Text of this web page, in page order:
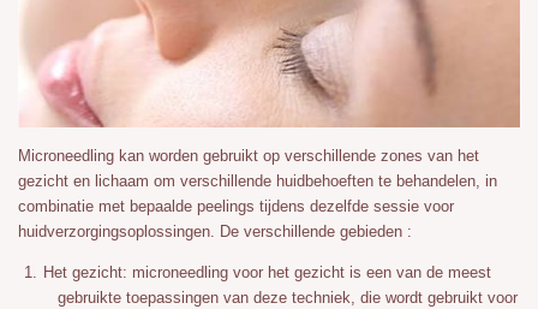
Microneedling kan worden gebruikt op verschillende zones van het
gezicht en lichaam om verschillende huidbehoeften te behandelen, in
combinatie met bepaalde peelings tijdens dezelfde sessie voor
huidverzorgingsoplossingen. De verschillende gebieden :
Het gezicht: microneedling voor het gezicht is een van de meest
gebruikte toepassingen van deze techniek, die wordt gebruikt voor